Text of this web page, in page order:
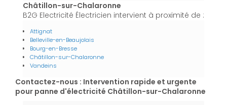
Châtillon-sur-Chalaronne
B2G Electricité Électricien intervient à proximité de :
Attignat
Belleville-en-Beaujolais
Bourg-en-Bresse
Châtillon-sur-Chalaronne
Vandeins
Contactez-nous : Intervention rapide et urgente
pour panne d'électricité Châtillon-sur-Chalaronne